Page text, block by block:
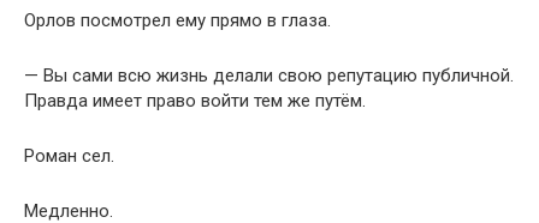
Орлов посмотрел ему прямо в глаза.
— Вы сами всю жизнь делали свою репутацию публичной.
Правда имеет право войти тем же путём.
Роман сел.
Медленно.